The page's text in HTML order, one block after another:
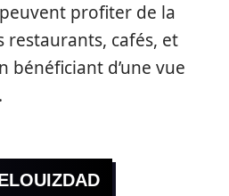
profiter de la
cafés, et
bénéficiant d’une vue